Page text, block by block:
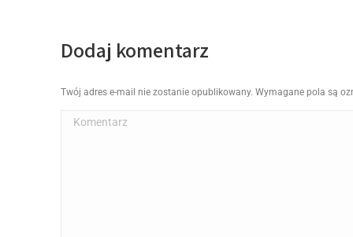
Dodaj komentarz
Twój adres e-mail nie zostanie opublikowany. Wymagane pola są
Komentarz